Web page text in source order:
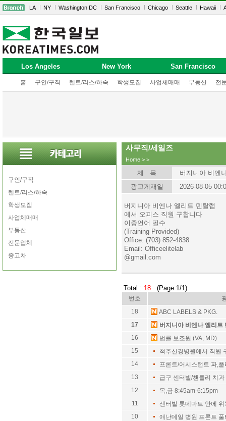
LA NY Washington DC San Francisco Chicago Seattle Hawaii
Los Angeles New York San Francisco
홈 구인/구직 렌트/리스/하숙 학생모집 사업체매매 부동산 전
구인/구직
렌트/리스/하숙
학생모집
사업체매매
부동산
전문업체
중고차
사무직/세일즈
Home > >
제 목
버지니아 비엔
광고게재일
2026-08-05
버지니아 비엔나 엘리트 덴탈랩
에서 오피스 직원 구합니다
이중언어 필수
(Training Provided)
Office: (703) 852-4838
Email: Officeelitelab
@gmail.com
Total : 18 (Page 1/1)
번호
18
ABC LABELS & PKG.
17
버지니아 비엔나 엘리트
16
법률 보조원 (VA, MD)
15
척추신경병원에서 직원
14
프론트/어시스턴트 파,풀
13
급구 센터빌/챈틀리 치과
12
목,금 8:45am-6:15pm
11
센터빌 롯데마트 안에 위
10
애난데일 병원 프론트 풀